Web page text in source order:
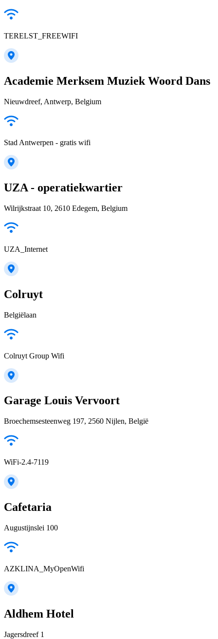
TERELST_FREEWIFI
Academie Merksem Muziek Woord Dans
Nieuwdreef, Antwerp, Belgium
Stad Antwerpen - gratis wifi
UZA - operatiekwartier
Wilrijkstraat 10, 2610 Edegem, Belgium
UZA_Internet
Colruyt
Belgiëlaan
Colruyt Group Wifi
Garage Louis Vervoort
Broechemsesteenweg 197, 2560 Nijlen, België
WiFi-2.4-7119
Cafetaria
Augustijnslei 100
AZKLINA_MyOpenWifi
Aldhem Hotel
Jagersdreef 1